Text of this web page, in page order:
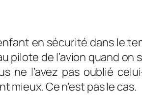
en sécurité dans le
pilote de l’avion quand
ne l’avez pas oublié
mieux. Ce n’est pas le cas.